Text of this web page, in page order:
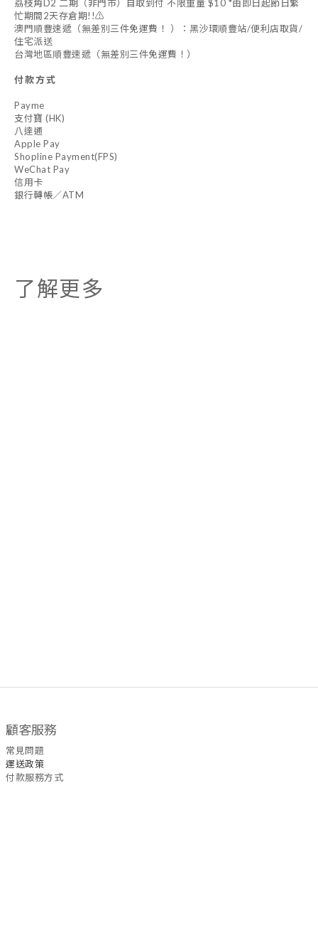
荔枝角D2 二期（非門市）自取到付 不限重量 $10 *由即日起節日繁
忙期間2天存倉期!!⚠️
澳門順豐速遞（無差別三件免運費！ ）：黑沙環順豐站/便利店取貨/
住宅派送
台灣地區順豐速遞（無差別三件免運費！）
付款方式
Payme
支付寶 (HK)
八達通
Apple Pay
Shopline Payment(FPS)
WeChat Pay
信用卡
銀行轉帳／ATM
了解更多
顧客服務
常見問題
運送政策
付款服務方式